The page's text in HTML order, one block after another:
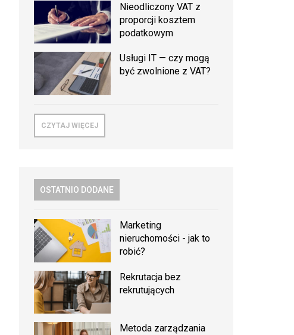
Nieodliczony VAT z
proporcji kosztem
podatkowym
Usługi IT — czy mogą
być zwolnione z VAT?
CZYTAJ WIĘCEJ
OSTATNIO DODANE
Marketing
nieruchomości - jak to
robić?
Rekrutacja bez
rekrutujących
Metoda zarządzania